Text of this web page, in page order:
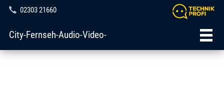
02303 21660
City-Fernseh-Audio-Video-